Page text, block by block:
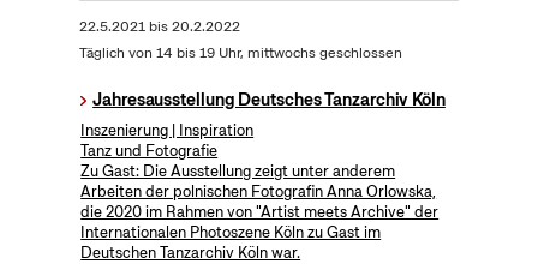
22.5.2021bis20.2.2022
Täglich von 14 bis 19 Uhr, mittwochs geschlossen
Jahresausstellung Deutsches Tanzarchiv Köln
Inszenierung | Inspiration
Tanz und Fotografie
Zu Gast: Die Ausstellung zeigt unter anderem
Arbeiten der polnischen Fotografin Anna Orlowska,
die 2020 im Rahmen von "Artist meets Archive" der
Internationalen Photoszene Köln zu Gast im
Deutschen Tanzarchiv Köln war.